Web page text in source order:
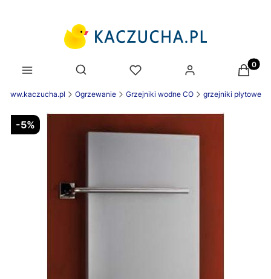
Otwórz wyszukiwarkę
www.kaczucha.pl Ogrzewanie Grzejniki wodne CO grzejniki płytowe
-5%